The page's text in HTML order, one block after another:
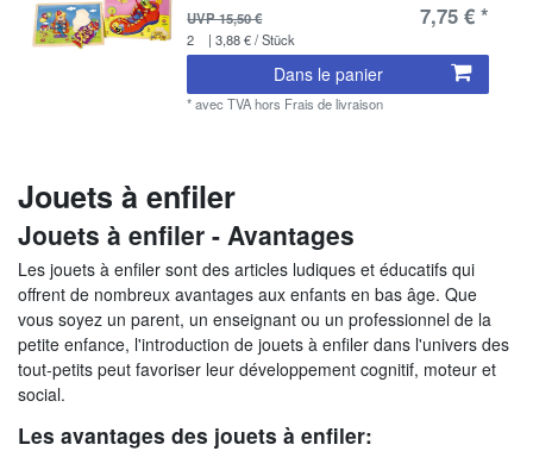
UVP 15,50 € 7,75 € *
2 | 3,88 € / Stück
Dans le panier
*avec TVAhors Frais de livraison
Jouets à enfiler
Jouets à enfiler - Avantages
Les jouets à enfiler sont des articles ludiques et éducatifs qui
offrent de nombreux avantages aux enfants en bas âge. Que
vous soyez un parent, un enseignant ou un professionnel de la
petite enfance, l'introduction de jouets à enfiler dans l'univers des
tout-petits peut favoriser leur développement cognitif, moteur et
social.
Les avantages des jouets à enfiler: